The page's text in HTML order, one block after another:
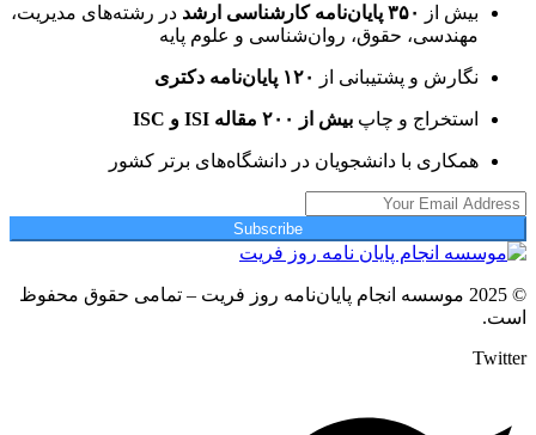
بیش از ۳۵۰ پایان‌نامه کارشناسی ارشد
در رشته‌های مدیریت،
مهندسی، حقوق، روان‌شناسی و علوم پایه
نگارش و پشتیبانی از ۱۲۰ پایان‌نامه دکتری
استخراج و چاپ بیش از ۲۰۰ مقاله ISI و ISC
همکاری با دانشجویان در دانشگاه‌های برتر کشور
Subscribe
© 2025 موسسه انجام پایان‌نامه روز فریت – تمامی حقوق محفوظ
است.
Twitter